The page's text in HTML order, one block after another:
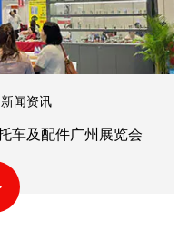
新闻资讯
车及配件广州展览会